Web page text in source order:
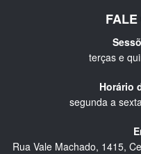
terças e
Horário
segunda a
Rua Vale Machado, 1415,